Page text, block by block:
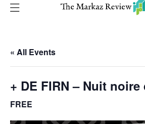
« All Events
+ DE FIRN – Nuit
FREE